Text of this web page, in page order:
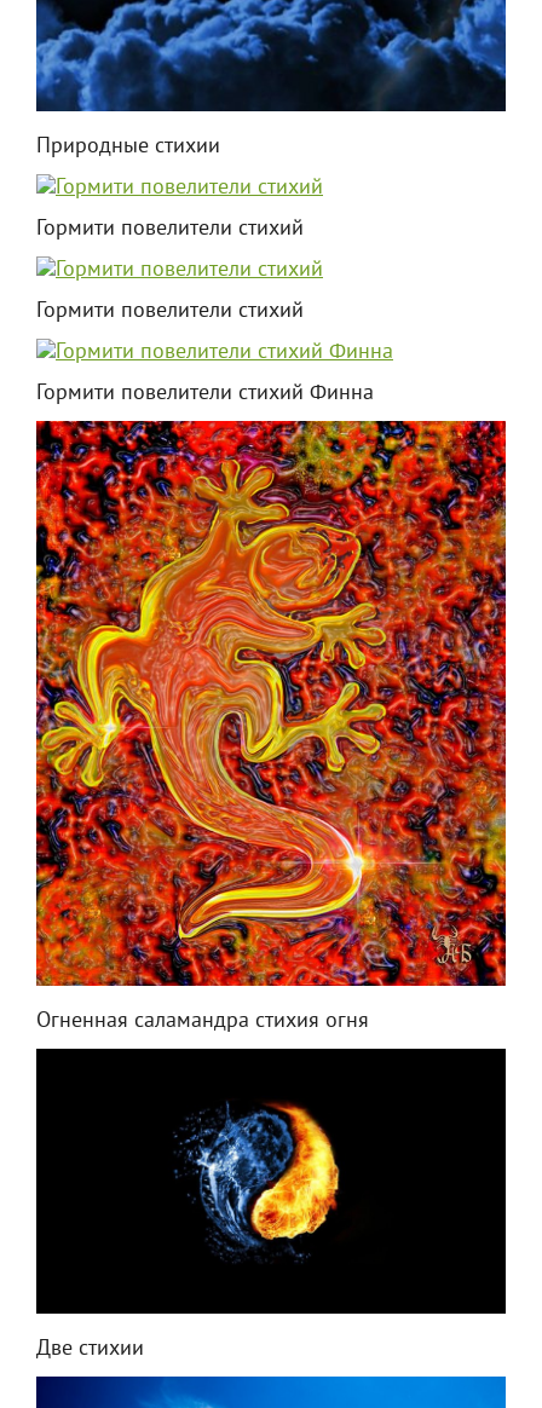
Природные стихии
Гормити повелители стихий
Гормити повелители стихий
Гормити повелители стихий Финна
Огненная саламандра стихия огня
Две стихии